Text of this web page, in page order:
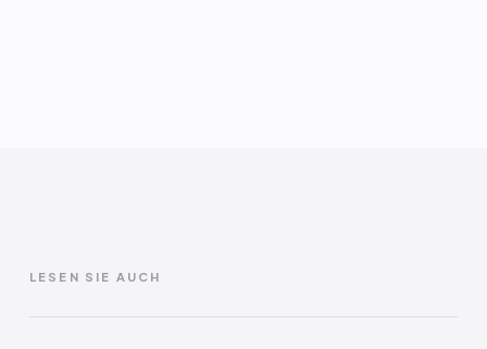
LESEN SIE AUCH